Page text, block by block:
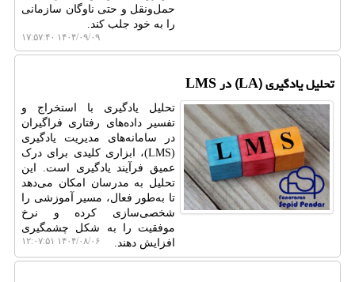
حمل‌ونقل و حتی ناوگان سازمانی
را به خود جلب کند.
۱۴۰۴/۰۹/۰۹ ۱۷:۵۷:۴۰
تحلیل یادگیری (LA) در LMS
تحلیل یادگیری با استخراج و
تفسیر داده‌های رفتاری فراگیران
در سامانه‌های مدیریت یادگیری
(LMS)، ابزاری کلیدی برای درک
عمیق فرآیند یادگیری است. این
تحلیل به مدرسان امکان می‌دهد
تا به‌طور فعال، مسیر آموزشی را
شخصی‌سازی کرده و نرخ
موفقیت را به شکل چشمگیری
افزایش دهند.
۱۴۰۴/۰۸/۰۶ ۱۲:۰۷:۵۱